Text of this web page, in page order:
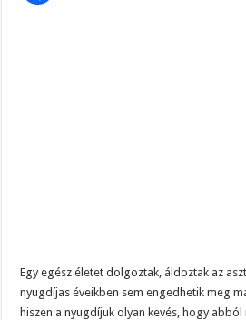
Egy egész életet dolgoztak, áldoztak az
nyugdíjas éveikben sem engedhetik meg
hiszen a nyugdíjuk olyan kevés, hogy